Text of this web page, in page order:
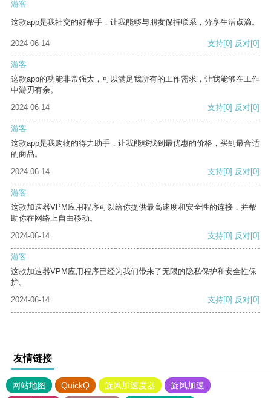
游客
这款app是我社交的好帮手，让我能够与朋友保持联系，分享生活点滴。
2024-06-14 支持[0] 反对[0]
游客
这款app的功能非常强大，可以满足我所有的工作需求，让我能够在工作
中游刃有余。
2024-06-14
支持[0] 反对[0]
游客
这款app是我购物的得力助手，让我能够找到最优惠的价格，买到最合适
的商品。
2024-06-14
支持[0] 反对[0]
游客
这款加速器VPM应用程序可以给你提供最高速度和安全性的连接，并帮
助你在网络上自由移动。
2024-06-14
支持[0] 反对[0]
游客
这款加速器VPM应用程序已经为我们带来了无限的隐私保护和安全性保
护。
2024-06-14
支持[0] 反对[0]
友情链接
网站地图 QuickQ 旋风加速度器
旋风加速